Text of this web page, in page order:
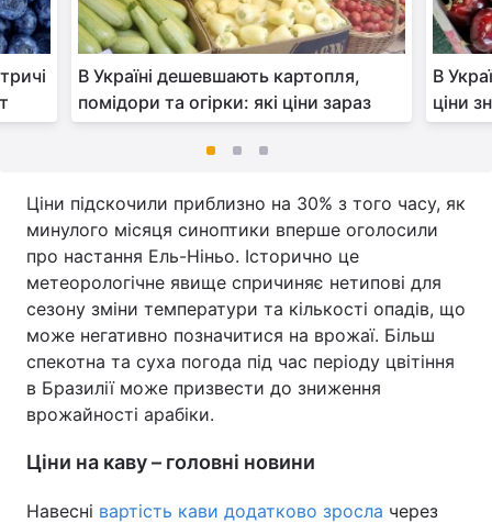
В Україні дешевшають картопля,
помідори та огірки: які ціни зараз
В
ціни
Ціни підскочили приблизно на 30% з того часу, як
минулого місяця синоптики вперше оголосили
про настання Ель-Ніньо. Історично це
метеорологічне явище спричиняє нетипові для
сезону зміни температури та кількості опадів, що
може негативно позначитися на врожаї. Більш
спекотна та суха погода під час періоду цвітіння
в Бразилії може призвести до зниження
врожайності арабіки.
Ціни на каву – головні новини
Навесні вартість кави додатково зросла через